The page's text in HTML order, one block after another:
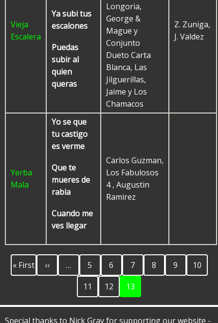
Vieja
Escalera
Ya subi tus
escalones
Puedas
subir al
quien
queras
Longoria,
George &
Mague y
Conjunto
Dueto Carta
Blanca, Las
Jilguerillas,
Jaime y Los
Chamacos
Z. Zuniga,
J. Valdez
Yerba
Mala
Yo se que
tu castigo
es verme
Que te
mueres de
rabia
Cuando me
ves llegar
Carlos Guzman,
Los Fabulosos
4 , Augustin
Ramirez
Pagination
First
page
« First
page
‹‹ … Page
5 Page
6 Page
7 Page
8 Page
9 Page
10
Page
11 Page
12
Current
page
13
Special thanks to Nick Gray for supporting our website -